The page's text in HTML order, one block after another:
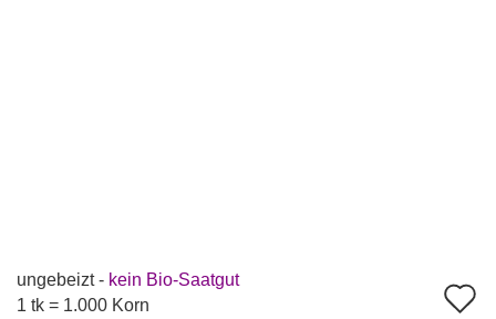
ungebeizt - kein Bio-Saatgut
1 tk = 1.000 Korn